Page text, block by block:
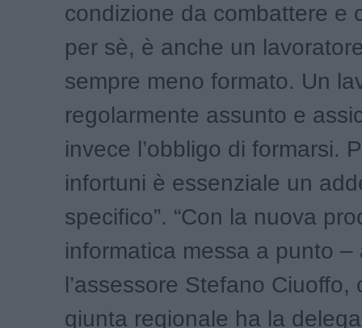
condizione da combattere e
per sè, è anche un
sempre meno formato. Un
regolarmente assunto e
invece l’obbligo di formarsi.
infortuni è essenziale un
specifico”. “Con la nuova
informatica messa a punto –
l’assessore Stefano Ciuoffo,
giunta regionale ha la